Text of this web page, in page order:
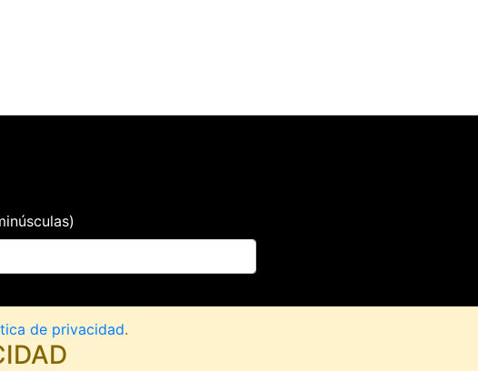
de privacidad.